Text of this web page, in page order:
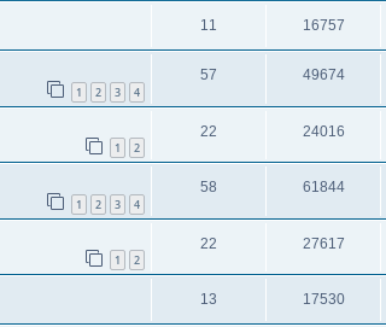
11 16757
1 2 3 4
57 49674
1 2
22 24016
1 2 3 4
58 61844
1 2
22 27617
13 17530